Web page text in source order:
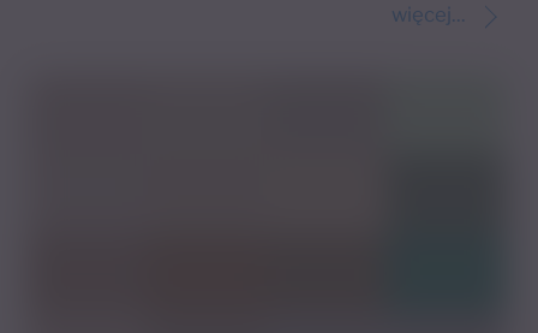
więcej...